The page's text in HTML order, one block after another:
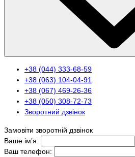
+38 (044) 333-68-59
+38 (063) 104-04-91
+38 (067) 469-26-36
+38 (050) 308-72-73
Зворотний дзвінок
Замовіти зворотній дзвінок
Ваше ім’я:
Ваш телефон: